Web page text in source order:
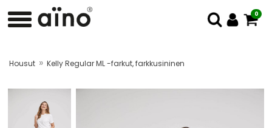
0
Housut » Kelly Regular ML -farkut, farkkusininen